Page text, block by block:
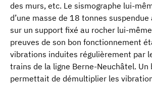
des murs, etc. Le sismographe lui-
d’une masse de 18 tonnes
sur un support fixé au rocher lui-
preuves de son bon fonctionnement
vibrations induites régulièrement par
trains de la ligne Berne-Neuchâtel. Un
permettait de démultiplier les